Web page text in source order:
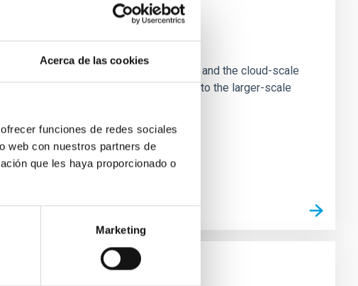
Acerca de las cookies
funciones de redes sociales
web con nuestros partners de
que les haya proporcionado o
Marketing
Core Scales
of star-forming dense cores and the cloud-scale
vectors appear random with respect to the larger-scale